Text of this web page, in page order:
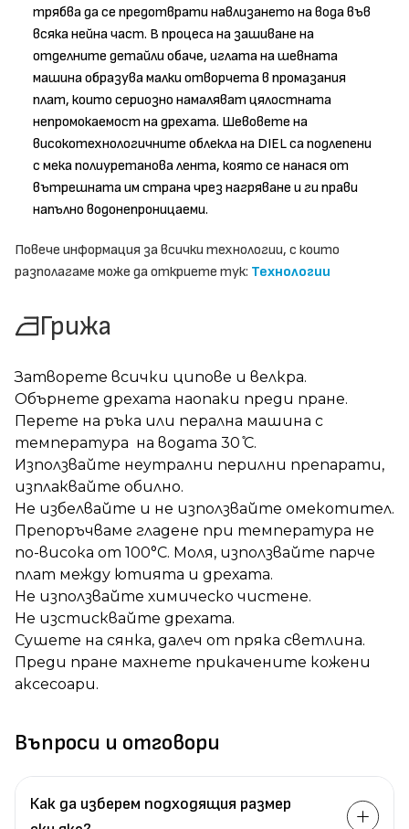
трябва да се предотврати навлизането на вода във
всяка нейна част. В процеса на зашиване на
отделните детайли обаче, иглата на шевната
машина образува малки отворчета в промазания
плат, които сериозно намаляват цялостната
непромокаемост на дрехата. Шевовете на
високотехнологичните облекла на DIEL са подлепени
с мека полиуретанова лента, която се нанася от
вътрешната им страна чрез нагряване и ги прави
напълно водонепроницаеми.
Повече информация за всички технологии, с които
разполагаме може да откриете тук: Технологии
Грижа
Затворете всички ципове и велкра.
Обърнете дрехата наопаки преди пране.
Перете на ръка или перална машина с
температура на водата 30 ̊С.
Използвайте неутрални перилни препарати,
изплаквайте обилно.
Не избелвайте и не използвайте омекотител.
Препоръчваме гладене при температура не
по-висока от 100°C. Моля, използвайте парче
плат между ютията и дрехата.
Не използвайте химическо чистене.
Не изстисквайте дрехата.
Сушете на сянка, далеч от пряка светлина.
Преди пране махнете прикачените кожени
аксесоари.
Въпроси и отговори
Как да изберем подходящия размер